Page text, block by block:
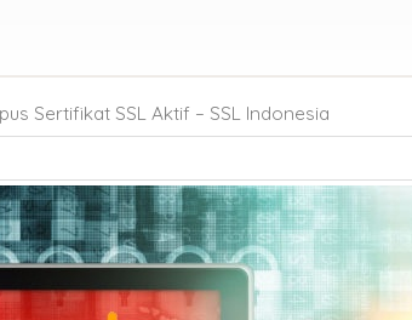
Sertifikat SSL Aktif – SSL Indonesia